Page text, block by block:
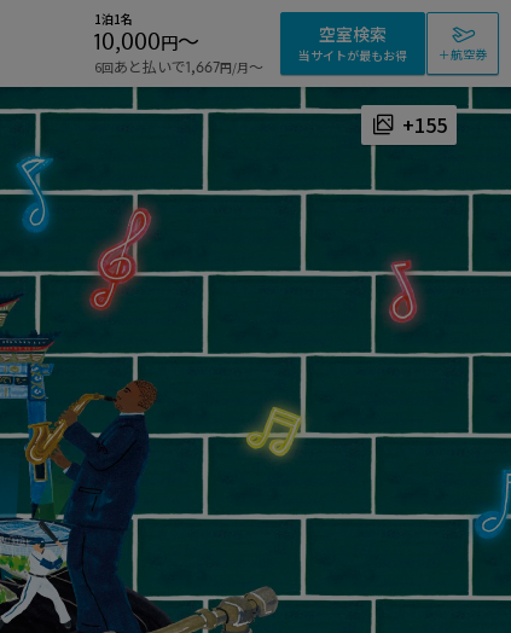
1泊1名
10,000円〜
6回あと払いで1,667円/月〜
空室検索
当サイトが最もお得 ＋航空券
+155